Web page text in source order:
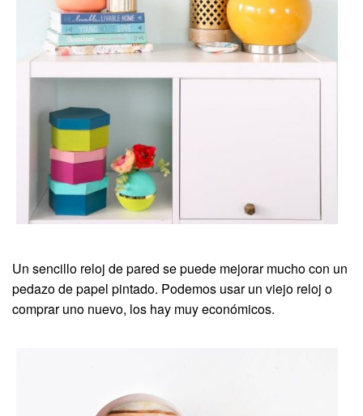
Un sencillo reloj de pared se puede mejorar mucho con un
pedazo de papel pintado. Podemos usar un viejo reloj o
comprar uno nuevo, los hay muy económicos.